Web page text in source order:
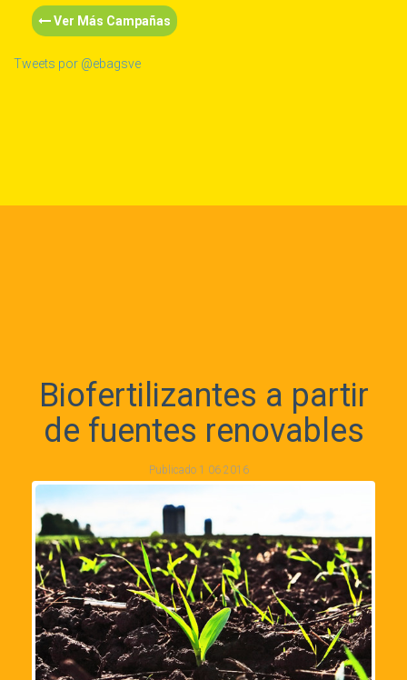
Ver Más Campañas
Tweets por @ebagsve
Biofertilizantes a partir
de fuentes renovables
Publicado 1 06 2016